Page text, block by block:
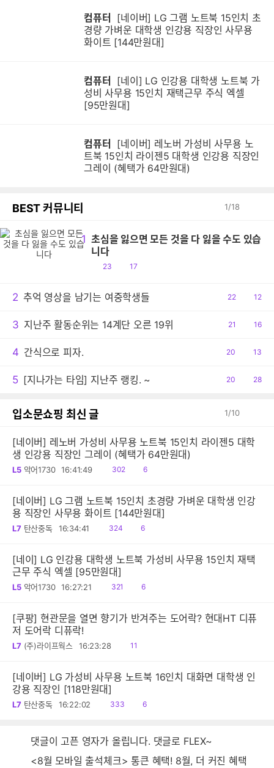
컴퓨터
경량 가벼운 대학생 인강용 직장인 사무용
화이트 [144만원대]
컴퓨터
성비 사무용 15인치 재택근무 주식 엑셀
[95만원대]
컴퓨터
트북 15인치 라이젠5 대학생 인강용 직장인
그레이 (혜택가 64만원대)
BEST 커뮤니티 1/18
1 초심을 잃으면 모든 것을 다 잃을 수도 있습
니다
공
23
댓
17
2 추억 영상을 남기는 여중학생들
공
22
댓
12
3 지난주 활동순위는 14계단 오른 19위
공
21
댓
16
4 간식으로 피자.
공
20
댓
13
5 [지나가는 타임] 지난주 랭킹. ~
공
20
댓
28
입소문쇼핑 최신 글 1/10
[네이버] 레노버 가성비 사무용 노트북 15인치 라이젠5 대학
생 인강용 직장인 그레이 (혜택가 64만원대)
L5 악어1730 16:41:49
읽
302
공
6
[네이버] LG 그램 노트북 15인치 초경량 가벼운 대학생 인강
용 직장인 사무용 화이트 [144만원대]
L7 탄산중독 16:34:41
읽
324
공
6
[네이] LG 인강용 대학생 노트북 가성비 사무용 15인치 재택
근무 주식 엑셀 [95만원대]
L5 악어1730 16:27:21
읽
321
공
6
[쿠팡] 현관문을 열면 향기가 반겨주는 도어락? 현대HT 디퓨
저 도어락 디퓨락!
L7 (주)라이프웍스 16:23:28
읽
11
[네이버] LG 가성비 사무용 노트북 16인치 대화면 대학생 인
강용 직장인 [118만원대]
L7 탄산중독 16:22:02
읽
333
공
6
댓글이 고픈 영자가 올립니다. 댓글로 FLEX~
<8월 모바일 출석체크> 통큰 혜택! 8월, 더 커진 혜택